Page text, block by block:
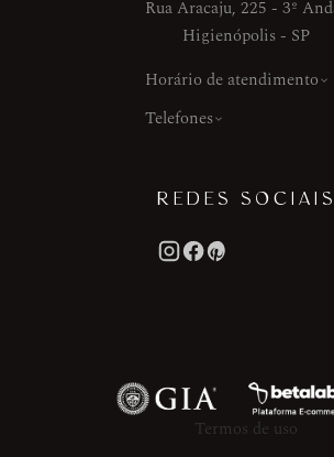
Rua Aracaju, 225 - 3º
Higienópolis - SP
Horário de atendimento
Telefones
REDES SOCIAIS
Termos de uso